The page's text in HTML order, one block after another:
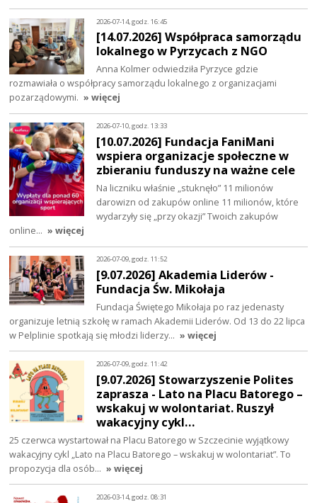
2026-07-14, godz. 16:45
[14.07.2026] Współpraca samorządu
lokalnego w Pyrzycach z NGO
Anna Kolmer odwiedziła Pyrzyce gdzie
rozmawiała o współpracy samorządu lokalnego z organizacjami
pozarządowymi. » więcej
2026-07-10, godz. 13:33
[10.07.2026] Fundacja FaniMani
wspiera organizacje społeczne w
zbieraniu funduszy na ważne cele
Na liczniku właśnie „stuknęło” 11 milionów
darowizn od zakupów online 11 milionów, które
wydarzyły się „przy okazji” Twoich zakupów
online… » więcej
2026-07-09, godz. 11:52
[9.07.2026] Akademia Liderów -
Fundacja Św. Mikołaja
Fundacja Świętego Mikołaja po raz jedenasty
organizuje letnią szkołę w ramach Akademii Liderów. Od 13 do 22 lipca
w Pelplinie spotkają się młodzi liderzy… » więcej
2026-07-09, godz. 11:42
[9.07.2026] Stowarzyszenie Polites
zaprasza - Lato na Placu Batorego –
wskakuj w wolontariat. Ruszył
wakacyjny cykl…
25 czerwca wystartował na Placu Batorego w Szczecinie wyjątkowy
wakacyjny cykl „Lato na Placu Batorego – wskakuj w wolontariat”. To
propozycja dla osób… » więcej
2026-03-14, godz. 08:31